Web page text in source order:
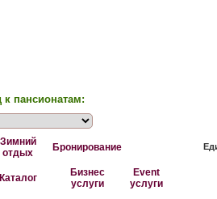
пансионатам:
Зимний
отдых
Бронирование
Каталог
Бизнес
услуги
Event
услуги